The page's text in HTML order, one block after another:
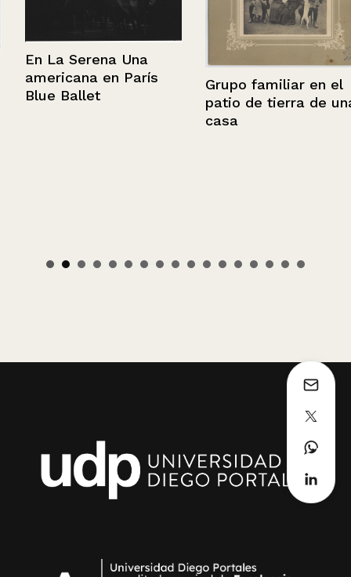
En La Serena Una
americana en París
Blue Ballet
Grupo familiar en el
patio de tierra de una
casa